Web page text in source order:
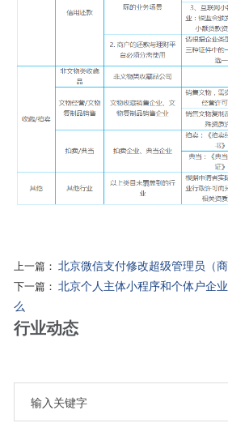
上一篇：北京微信支付修改超级管理员（
下一篇：北京个人主体小程序和个体户企
么
行业动态